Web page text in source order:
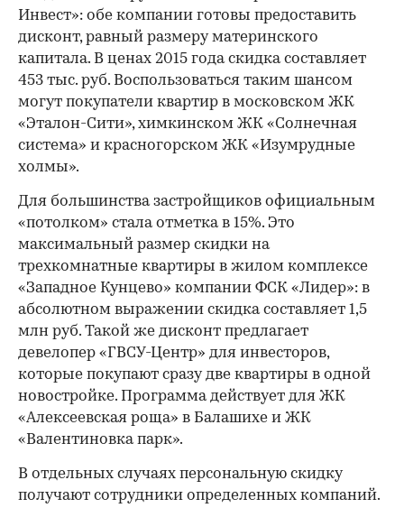
Инвест»: обе компании готовы предоставить
дисконт, равный размеру материнского
капитала. В ценах 2015 года скидка составляет
453 тыс. руб. Воспользоваться таким шансом
могут покупатели квартир в московском ЖК
«Эталон-Сити», химкинском ЖК «Солнечная
система» и красногорском ЖК «Изумрудные
холмы».
Для большинства застройщиков официальным
«потолком» стала отметка в 15%. Это
максимальный размер скидки на
трехкомнатные квартиры в жилом комплексе
«Западное Кунцево» компании ФСК «Лидер»: в
абсолютном выражении скидка составляет 1,5
млн руб. Такой же дисконт предлагает
девелопер «ГВСУ-Центр» для инвесторов,
которые покупают сразу две квартиры в одной
новостройке. Программа действует для ЖК
«Алексеевская роща» в Балашихе и ЖК
«Валентиновка парк».
В отдельных случаях персональную скидку
получают сотрудники определенных компаний.